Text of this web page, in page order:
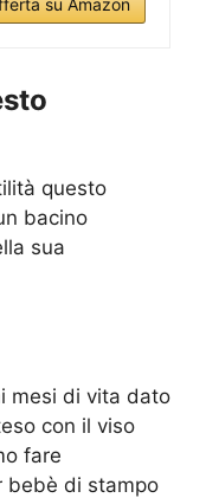
su Amazon
questo
bacino
sua
mesi di vita dato
con il viso
fare
bebè di stampo